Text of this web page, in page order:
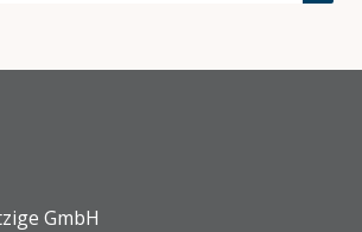
UND SITEMAP
GmbH